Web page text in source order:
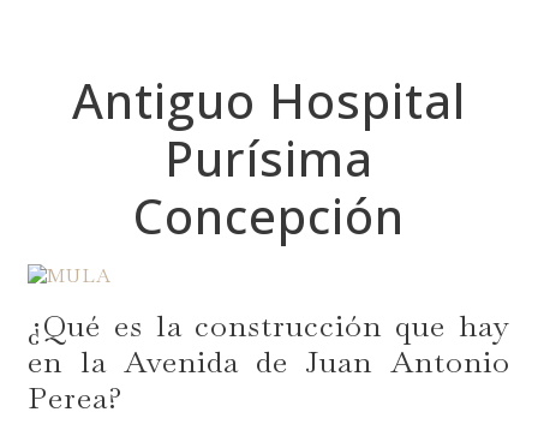
Antiguo Hospital
Purísima
Concepción
¿Qué es la construcción que hay
en la Avenida de Juan Antonio
Perea?